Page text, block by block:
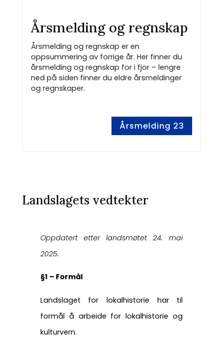
Årsmelding og regnskap
Årsmelding og regnskap er en
oppsummering av forrige år. Her finner du
årsmelding og regnskap for i fjor – lengre
ned på siden finner du eldre årsmeldinger
og regnskaper.
Årsmelding 23
Landslagets vedtekter
Oppdatert etter landsmøtet 24. mai
2025.
§1 – Formål
Landslaget for lokalhistorie har til
formål å arbeide for lokalhistorie og
kulturvern.